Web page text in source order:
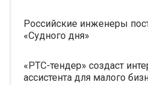
Российские инженеры
«Судного дня»
«РТС-тендер» создаст
ассистента для малого